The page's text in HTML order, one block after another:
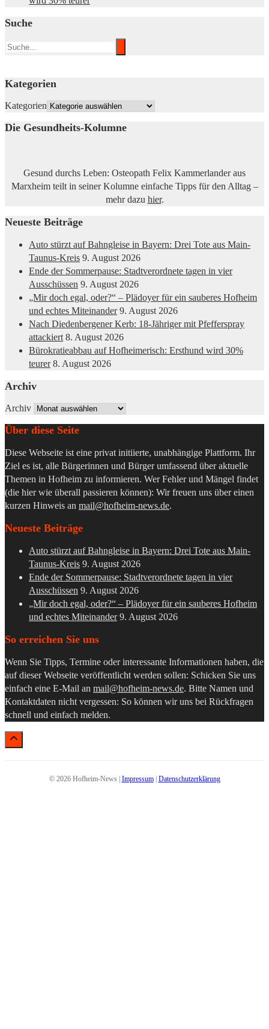
Suche
Kategorien
Kategorien
Die Gesundheits-Kolumne
Gesund durchs Leben: Osteopath Felix Kammerlander aus
Marxheim teilt in seiner Kolumne einfache Tipps für den Alltag –
mehr dazu hier.
Neueste Beiträge
Auto stürzt auf Bahngleise in Bayern: Drei Tote aus Main-
Taunus-Kreis 9. August 2026
Ende der Sommerpause: Stadtverordnete tagen in vier
Ausschüssen 9. August 2026
„Mir doch egal, oder?“ – Plädoyer für ein sauberes Hofheim
und echtes Miteinander 9. August 2026
Nach Diedenbergener Kerb: 18-Jähriger mit Pfefferspray
attackiert 8. August 2026
Bürokratieabbau auf Hofheimerisch: Ersthund wird 30%
teurer 8. August 2026
Archiv
Archiv
Über diese Seite
Diese Webseite ist eine privat initiierte, unabhängige Plattform. Ihr
Ziel es ist, alle Bürgerinnen und Bürger umfassend über aktuelle
Themen in Hofheim zu informieren. Wer Fehler und Mängel findet
(die hier wie überall passieren können): Wir freuen uns über einen
kurzen Hinweis an mail@hofheim-news.de.
Neueste Beiträge
Auto stürzt auf Bahngleise in Bayern: Drei Tote aus Main-
Taunus-Kreis 9. August 2026
Ende der Sommerpause: Stadtverordnete tagen in vier
Ausschüssen 9. August 2026
„Mir doch egal, oder?“ – Plädoyer für ein sauberes Hofheim
und echtes Miteinander 9. August 2026
So erreichen Sie uns
Wenn Sie Tipps, Termine oder interessante Informationen haben, die
auf dieser Webseite veröffentlicht werden sollen: Schicken Sie uns
einfach eine E-Mail an mail@hofheim-news.de. Bitte Namen und
Kontaktdaten nicht vergessen: So können wir uns bei Rückfragen
schnell und einfach melden.
© 2026 Hofheim-News | Impressum| Datenschutzerklärung